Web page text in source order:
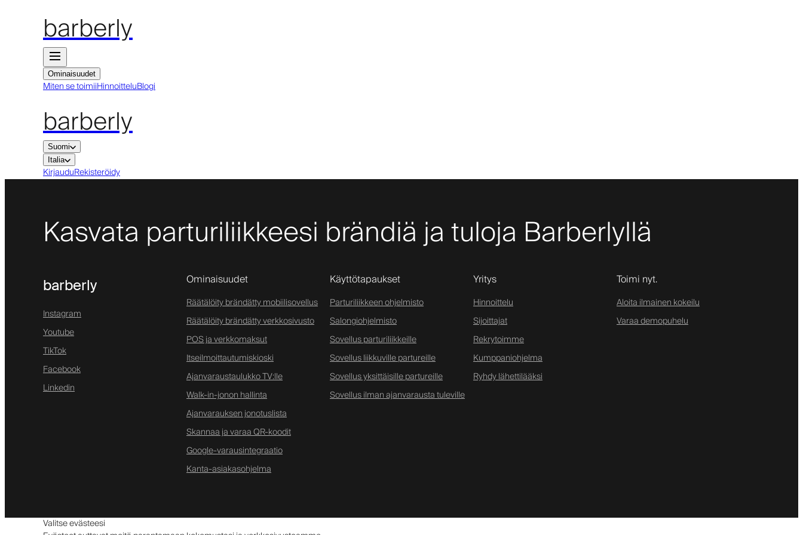
barberly
Ominaisuudet
Miten se toimiiHinnoitteluBlogi
barberly
Suomi
Italia
KirjauduRekisteröidy
Kasvata parturiliikkeesi brändiä ja tuloja Barberlyllä
barberly
Instagram
Youtube
TikTok
Facebook
Linkedin
Ominaisuudet
Räätälöity brändätty mobiilisovellus
Räätälöity brändätty verkkosivusto
POS ja verkkomaksut
Itseilmoittautumiskioski
Ajanvaraustaulukko TV:lle
Walk-in-jonon hallinta
Ajanvarauksen jonotuslista
Skannaa ja varaa QR-koodit
Google-varausintegraatio
Kanta-asiakasohjelma
Käyttötapaukset
Parturiliikkeen ohjelmisto
Salongiohjelmisto
Sovellus parturiliikkeille
Sovellus liikkuville partureille
Sovellus yksittäisille partureille
Sovellus ilman ajanvarausta tuleville
Yritys
Hinnoittelu
Sijoittajat
Rekrytoimme
Kumppaniohjelma
Ryhdy lähettilääksi
Toimi nyt.
Aloita ilmainen kokeilu
Varaa demopuhelu
Valitse evästeesi